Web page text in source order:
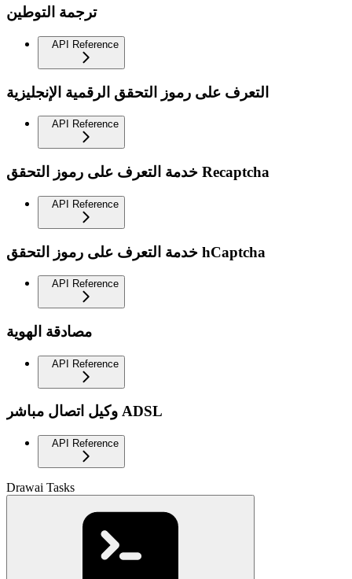
ترجمة التوطين
API Reference
التعرف على رموز التحقق الرقمية الإنجليزية
API Reference
خدمة التعرف على رموز التحقق Recaptcha
API Reference
خدمة التعرف على رموز التحقق hCaptcha
API Reference
مصادقة الهوية
API Reference
وكيل اتصال مباشر ADSL
API Reference
Drawai Tasks